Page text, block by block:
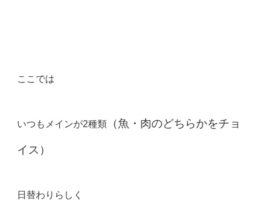
ここでは
いつもメインが2種類 （魚・肉のどちらかをチョ
イス）
日替わりらしく